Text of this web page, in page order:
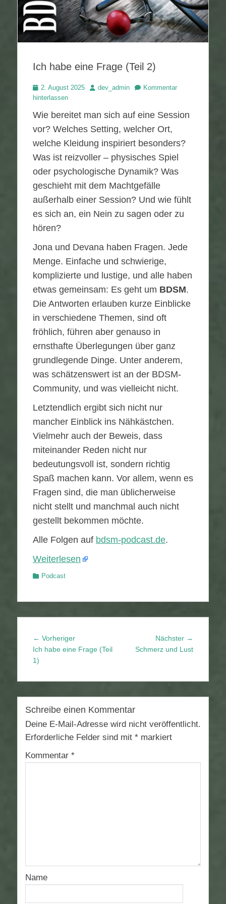
Ich habe eine Frage (Teil 2)
Veröffentlicht
am
2. August 2025 Autordev_admin
Kommentar
hinterlassen
Wie bereitet man sich auf eine Session
vor? Welches Setting, welcher Ort,
welche Kleidung inspiriert besonders?
Was ist reizvoller – physisches Spiel
oder psychologische Dynamik? Was
geschieht mit dem Machtgefälle
außerhalb einer Session? Und wie fühlt
es sich an, ein Nein zu sagen oder zu
hören?
Jona und Devana haben Fragen. Jede
Menge. Einfache und schwierige,
komplizierte und lustige, und alle haben
etwas gemeinsam: Es geht um BDSM.
Die Antworten erlauben kurze Einblicke
in verschiedene Themen, sind oft
fröhlich, führen aber genauso in
ernsthafte Überlegungen über ganz
grundlegende Dinge. Unter anderem,
was schätzenswert ist an der BDSM-
Community, und was vielleicht nicht.
Letztendlich ergibt sich nicht nur
mancher Einblick ins Nähkästchen.
Vielmehr auch der Beweis, dass
miteinander Reden nicht nur
bedeutungsvoll ist, sondern richtig
Spaß machen kann. Vor allem, wenn es
Fragen sind, die man üblicherweise
nicht stellt und manchmal auch nicht
gestellt bekommen möchte.
Alle Folgen auf ⁠⁠⁠⁠⁠bdsm-podcast.de⁠⁠⁠⁠⁠.
Weiterlesen
Kategorien
Podcast
Beitragsnavigation
← VorherigerVorheriger
Beitrag:
Ich habe eine Frage (Teil
1)
Nächster →
Beitrag:
Schmerz und Lust
Schreibe einen Kommentar
Deine E-Mail-Adresse wird nicht veröffentlicht.
Erforderliche Felder sind mit * markiert
Kommentar *
Name